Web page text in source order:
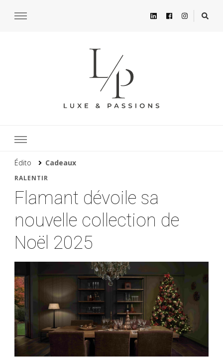
Édito Cadeaux
RALENTIR
Flamant dévoile sa
nouvelle collection de
Noël 2025